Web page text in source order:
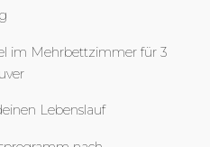
im Mehrbettzimmer für 3
Lebenslauf